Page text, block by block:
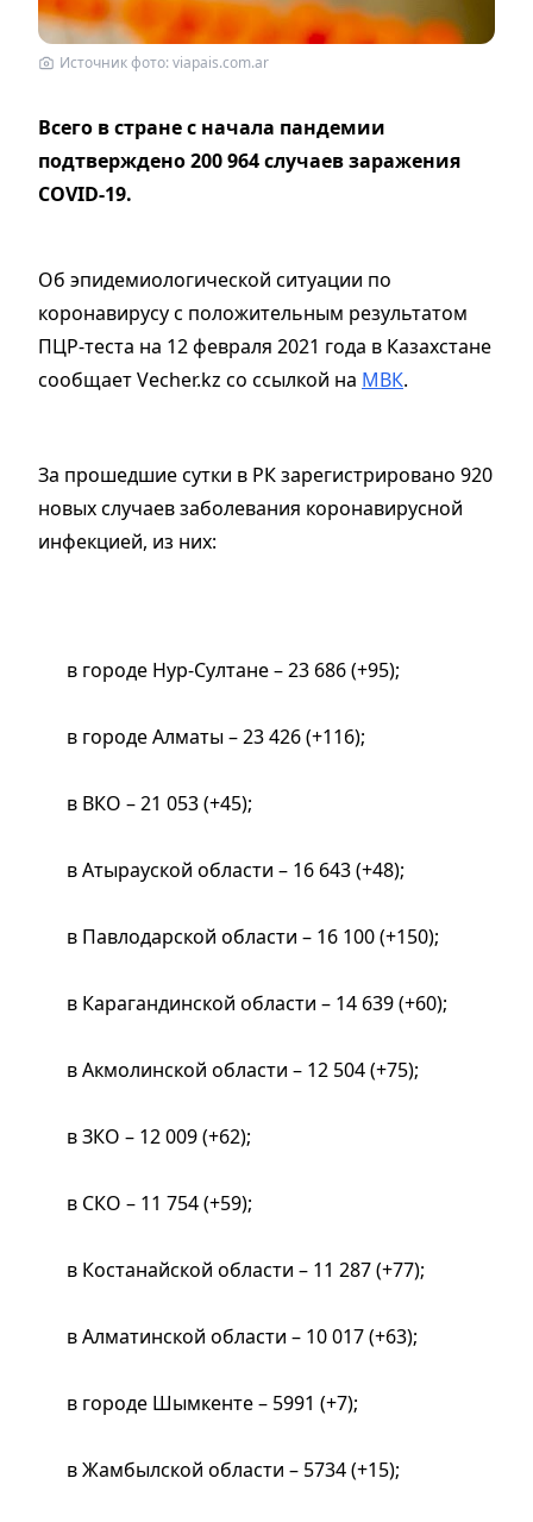
Источник фото: viapais.com.ar
Всего в стране с начала пандемии
подтверждено 200 964 случаев заражения
COVID-19.
Об эпидемиологической ситуации по
коронавирусу с положительным результатом
ПЦР-теста на 12 февраля 2021 года в Казахстане
сообщает Vecher.kz со ссылкой на МВК.
За прошедшие сутки в РК зарегистрировано 920
новых случаев заболевания коронавирусной
инфекцией, из них:
в городе Нур-Султане – 23 686 (+95);
в городе Алматы – 23 426 (+116);
в ВКО – 21 053 (+45);
в Атырауской области – 16 643 (+48);
в Павлодарской области – 16 100 (+150);
в Карагандинской области – 14 639 (+60);
в Акмолинской области – 12 504 (+75);
в ЗКО – 12 009 (+62);
в СКО – 11 754 (+59);
в Костанайской области – 11 287 (+77);
в Алматинской области – 10 017 (+63);
в городе Шымкенте – 5991 (+7);
в Жамбылской области – 5734 (+15);